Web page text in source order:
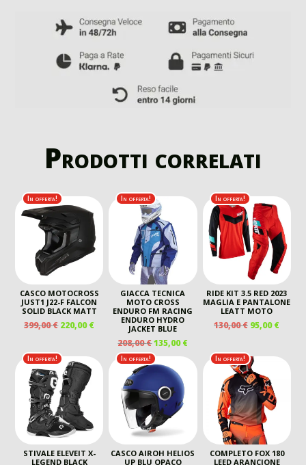
Prodotti correlati
In offerta!
CASCO MOTOCROSS
JUST1 J22-F FALCON
SOLID BLACK MATT
399,00€ IL
ERA:
399,00 €.
220,00€IL
PREZZO
ATTUALE
È:
220,00 €.
In offerta!
GIACCA TECNICA
MOTO CROSS
ENDURO FM RACING
ENDURO HYDRO
JACKET BLUE
208,00€IL
PREZZO
ORIGINALE
ERA:
208,00 €.
135,00€IL
PREZZO
ATTUALE
135,00 €.
In offerta!
RIDE KIT 3.5 RED 2023
MAGLIA E PANTALONE
LEATT MOTO
130,00€ IL
ERA:
130,00 €.
95,00€IL
È:
95,00
In offerta!
STIVALE ELEVEIT X-
LEGEND BLACK
In offerta!
CASCO AIROH HELIOS
UP BLU OPACO
In offerta!
COMPLETO FOX 180
LEED ARANCIONE